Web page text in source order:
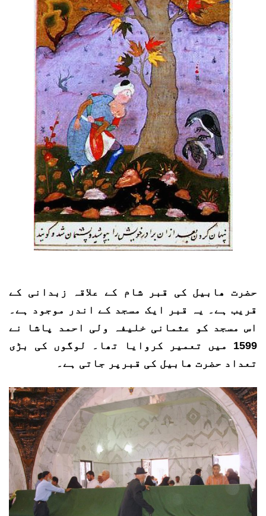
حضرت ھابیل کی قبر شام کے علاقہ زبدانی کے
قریب ہے۔ یہ قبر ایک مسجد کے اندر موجود ہے۔
اس مسجد کو عثمانی خلیفہ ولی احمد پاشا نے
1599 میں تعمیر کروایا تھا۔ لوگوں کی بڑی
تعداد حضرت ھابیل کی قبرپر جاتی ہے۔